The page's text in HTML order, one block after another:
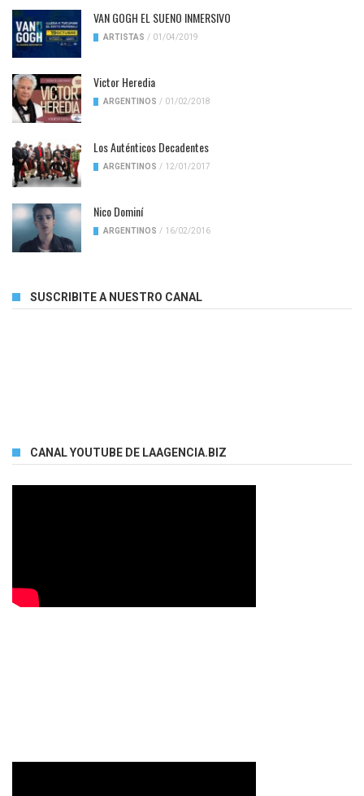
VAN GOGH EL SUENO INMERSIVO
ARTISTAS / 01/04/2019
Victor Heredia
ARGENTINOS / 01/02/2018
Los Auténticos Decadentes
ARGENTINOS / 12/01/2017
Nico Dominí
ARGENTINOS / 16/02/2016
SUSCRIBITE A NUESTRO CANAL
CANAL YOUTUBE DE LAAGENCIA.BIZ